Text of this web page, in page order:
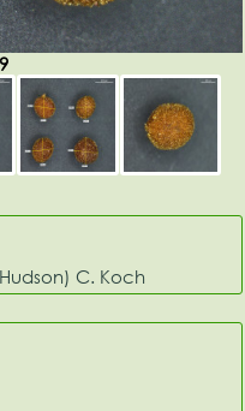
C. Koch